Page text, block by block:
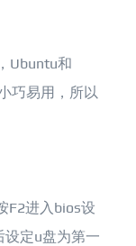
Ubuntu和
巧易用，所以
F2进入bios设
定u盘为第一